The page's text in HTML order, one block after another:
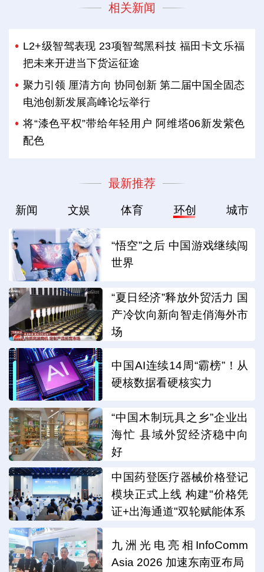
相关新闻
L2+级智驾表现 23项智驾黑科技 福田卡文乐福
把未来开进当下货运征途
聚力引领 厘清方向 协同创新 第二届中国全固态
电池创新发展高峰论坛举行
将“漆色平权”带给年轻用户 阿维塔06新发紫色
配色
最新推荐
新闻 文娱 体育 环创 城市
“悟空”之后 中国游戏继续闯
世界
“夏日经济”释放外贸活力 国
产冷饮向新向智走俏海外市
场
中国AI连续14周“霸榜”！从
硬核数据看硬核实力
“中国木制玩具之乡”企业出
海忙 县域外贸经济稳中向
好
中国药登医疗器械价格登记
模块正式上线 构建"价格凭
证+出海通道"双轮赋能体系
九洲光电亮相InfoComm
Asia 2026 加速东南亚布局